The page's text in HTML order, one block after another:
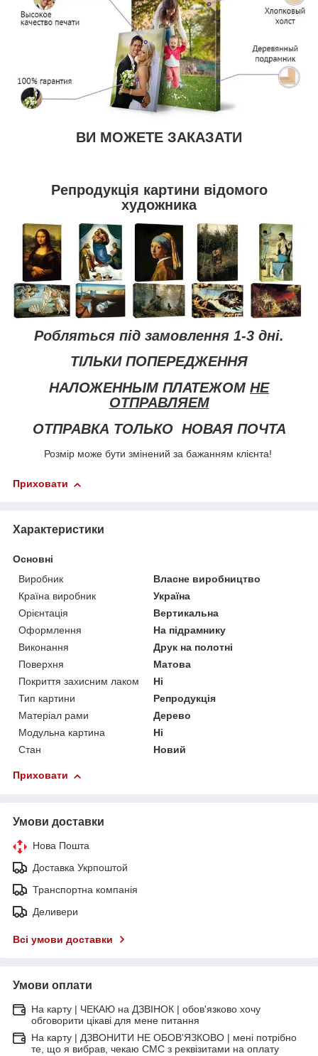
ВИ МОЖЕТЕ ЗАКАЗАТИ
Репродукція картини відомого
художника
Робляться під замовлення 1-3 дні.
ТІЛЬКИ ПОПЕРЕДЖЕННЯ
НАЛОЖЕННЫМ ПЛАТЕЖОМ НЕ
ОТПРАВЛЯЕМ
ОТПРАВКА ТОЛЬКО НОВАЯ ПОЧТА
Розмір може бути змінений за бажанням клієнта!
Приховати
Характеристики
Основні
Виробник
Власне виробництво
Країна виробник
Україна
Орієнтація
Вертикальна
Оформлення
На підрамнику
Виконання
Друк на полотні
Поверхня
Матова
Покриття захисним лаком
Ні
Тип картини
Репродукція
Матеріал рами
Дерево
Модульна картина
Ні
Стан
Новий
Приховати
Умови доставки
Нова Пошта
Доставка Укрпоштой
Транспортна компанія
Деливери
Всі умови доставки
Умови оплати
На карту | ЧЕКАЮ на ДЗВІНОК | обов'язково хочу
обговорити цікаві для мене питання
На карту | ДЗВОНИТИ НЕ ОБОВ'ЯЗКОВО | мені потрібно
те, що я вибрав, чекаю СМС з реквізитами на оплату